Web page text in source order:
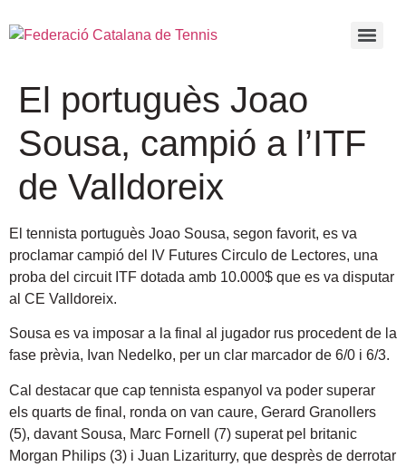
El portuguès Joao
Sousa, campió a l’ITF
de Valldoreix
El tennista portuguès Joao Sousa, segon favorit, es va
proclamar campió del IV Futures Circulo de Lectores, una
proba del circuit ITF dotada amb 10.000$ que es va disputar
al CE Valldoreix.
Sousa es va imposar a la final al jugador rus procedent de la
fase prèvia, Ivan Nedelko, per un clar marcador de 6/0 i 6/3.
Cal destacar que cap tennista espanyol va poder superar
els quarts de final, ronda on van caure, Gerard Granollers
(5), davant Sousa, Marc Fornell (7) superat pel britanic
Morgan Philips (3) i Juan Lizariturry, que desprès de derrotar